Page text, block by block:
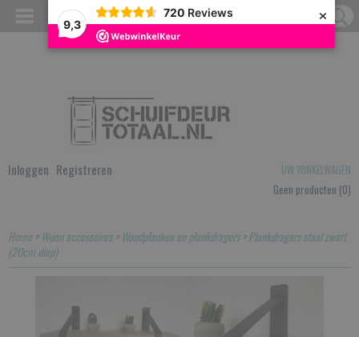
9,3
720 Reviews ×
Inloggen Registreren
UW WINKELWAGEN
Geen producten (0)
Home> Woon accessoires> Wandplanken en plankdragers>Plankdragers staal zwart
(20cm diep)